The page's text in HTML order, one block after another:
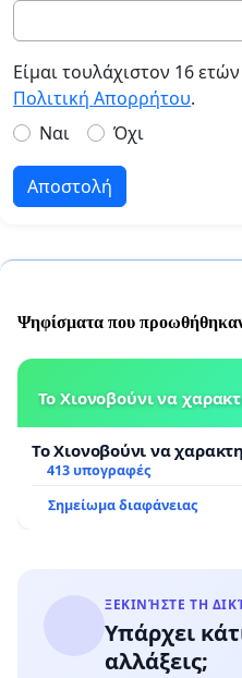
Είμαι τουλάχιστον 16
Πολιτική Απορρήτου.
Ναι
Όχι
Αποστολή
Ψηφίσματα που
Το Χιονοβούνι να
Το Χιονοβούνι να
413 υπογραφές
Σημείωμα διαφάνειας
ΞΕΚΙΝΉΣΤΕ ΤΗ
Υπάρχει
αλλάξεις;